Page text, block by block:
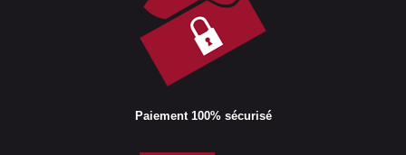
Paiement 100% sécurisé